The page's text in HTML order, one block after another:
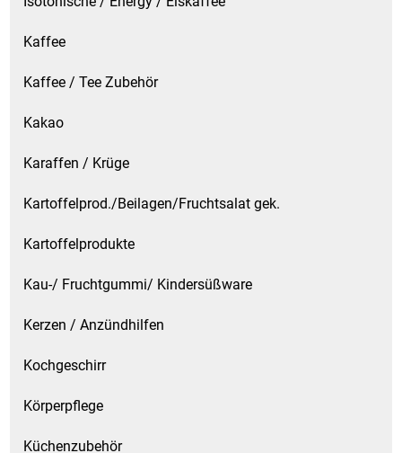
Kaffee
Kaffee / Tee Zubehör
Kakao
Karaffen / Krüge
Kartoffelprod./Beilagen/Fruchtsalat gek.
Kartoffelprodukte
Kau-/ Fruchtgummi/ Kindersüßware
Kerzen / Anzündhilfen
Kochgeschirr
Körperpflege
Küchenzubehör